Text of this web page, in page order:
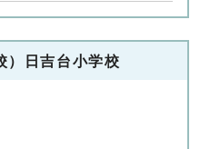
）日吉台小学校